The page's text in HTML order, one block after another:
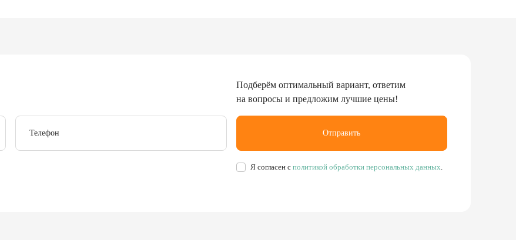
Телефон
Я согласен сполитикой обработки персональных данных
Отправить
Подберём оптимальный вариант, ответим
на вопросы и предложим лучшие цены!